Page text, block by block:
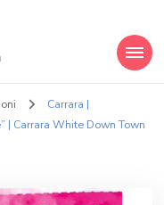
Carrara |
| Carrara White Down Town